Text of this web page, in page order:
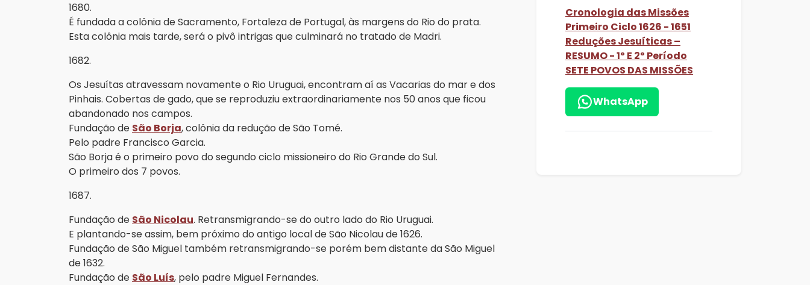
1680.
É fundada a colônia de Sacramento, Fortaleza de Portugal, às margens do Rio do prata.
Esta colônia mais tarde, será o pivô intrigas que culminará no tratado de Madri.
1682.
Os Jesuítas atravessam novamente o Rio Uruguai, encontram aí as Vacarias do mar e dos
Pinhais. Cobertas de gado, que se reproduziu extraordinariamente nos 50 anos que ficou
abandonado nos campos.
Fundação de São Borja, colônia da redução de São Tomé.
Pelo padre Francisco Garcia.
São Borja é o primeiro povo do segundo ciclo missioneiro do Rio Grande do Sul.
O primeiro dos 7 povos.
1687.
Fundação de São Nicolau. Retransmigrando-se do outro lado do Rio Uruguai.
E plantando-se assim, bem próximo do antigo local de São Nicolau de 1626.
Fundação de São Miguel também retransmigrando-se porém bem distante da São Miguel
de 1632.
Fundação de São Luís, pelo padre Miguel Fernandes.
Cronologia das Missões
Primeiro Ciclo 1626 - 1651
Reduções Jesuíticas –
RESUMO - 1º E 2º Período
SETE POVOS DAS MISSÕES
WhatsApp